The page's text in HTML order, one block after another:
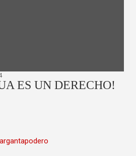
ES UN DERECHO!